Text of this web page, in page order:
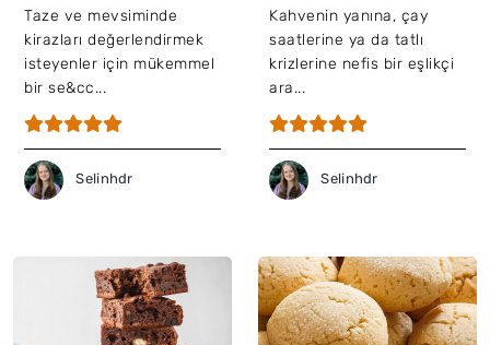
Taze ve mevsiminde
kirazları değerlendirmek
isteyenler için mükemmel
bir se&cc...
Selinhdr
Damla Çikolatalı
Kek Tarifi
Kahvenin yanına, çay
saatlerine ya da tatlı
krizlerine nefis bir eşlikçi
ara...
Selinhdr